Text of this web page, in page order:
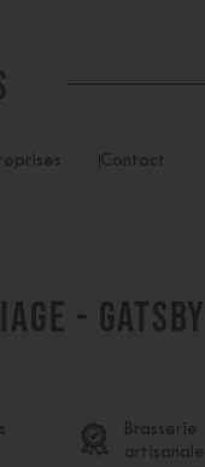
Contact
- GATSBY
Brasserie
artisanale